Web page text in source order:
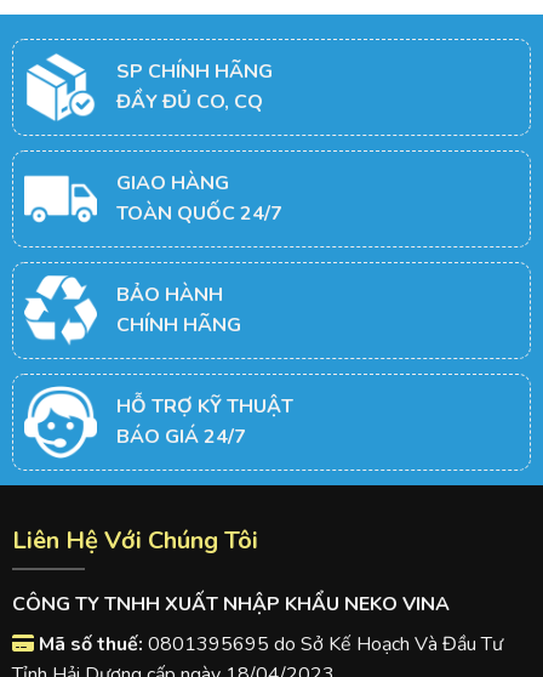
SP CHÍNH HÃNG
ĐẦY ĐỦ CO, CQ
GIAO HÀNG
TOÀN QUỐC 24/7
BẢO HÀNH
CHÍNH HÃNG
HỖ TRỢ KỸ THUẬT
BÁO GIÁ 24/7
Liên Hệ Với Chúng Tôi
CÔNG TY TNHH XUẤT NHẬP KHẨU NEKO VINA
Mã số thuế: 0801395695 do Sở Kế Hoạch Và Đầu Tư